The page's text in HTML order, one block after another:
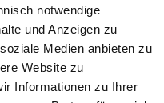
notwendige
und Anzeigen zu
Medien anbieten zu
Website zu
Informationen zu Ihrer